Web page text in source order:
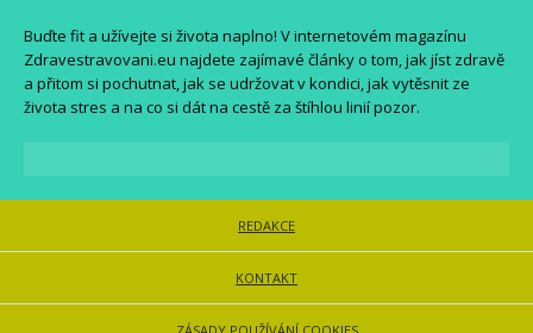
Buďte fit a užívejte si života naplno! V internetovém magazínu
Zdravestravovani.eu najdete zajímavé články o tom, jak jíst zdravě
a přitom si pochutnat, jak se udržovat v kondici, jak vytěsnit ze
života stres a na co si dát na cestě za štíhlou linií pozor.
REDAKCE
KONTAKT